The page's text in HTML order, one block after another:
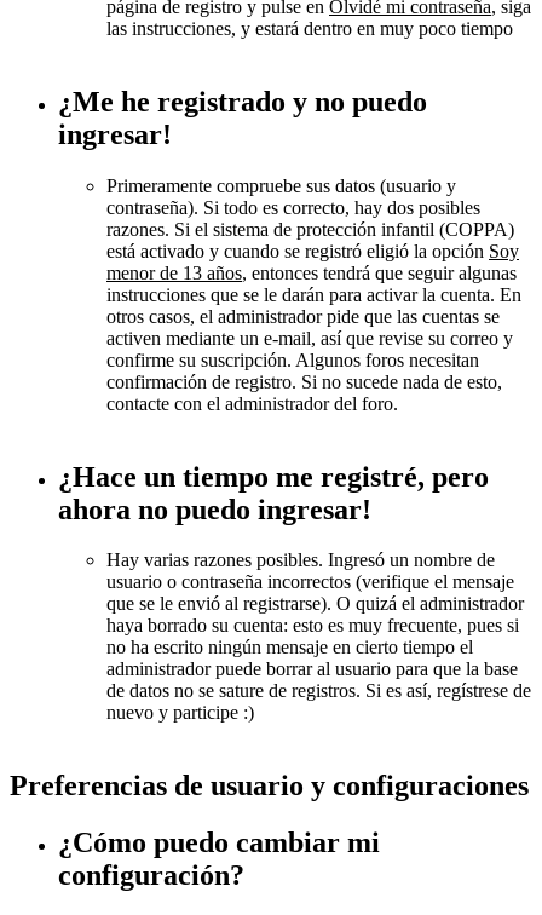
página de registro y pulse en Olvidé mi contraseña, siga
las instrucciones, y estará dentro en muy poco tiempo
¿Me he registrado y no puedo
ingresar!
Primeramente compruebe sus datos (usuario y
contraseña). Si todo es correcto, hay dos posibles
razones. Si el sistema de protección infantil (COPPA)
está activado y cuando se registró eligió la opción Soy
menor de 13 años, entonces tendrá que seguir algunas
instrucciones que se le darán para activar la cuenta. En
otros casos, el administrador pide que las cuentas se
activen mediante un e-mail, así que revise su correo y
confirme su suscripción. Algunos foros necesitan
confirmación de registro. Si no sucede nada de esto,
contacte con el administrador del foro.
¿Hace un tiempo me registré, pero
ahora no puedo ingresar!
Hay varias razones posibles. Ingresó un nombre de
usuario o contraseña incorrectos (verifique el mensaje
que se le envió al registrarse). O quizá el administrador
haya borrado su cuenta: esto es muy frecuente, pues si
no ha escrito ningún mensaje en cierto tiempo el
administrador puede borrar al usuario para que la base
de datos no se sature de registros. Si es así, regístrese de
nuevo y participe :)
Preferencias de usuario y configuraciones
¿Cómo puedo cambiar mi
configuración?